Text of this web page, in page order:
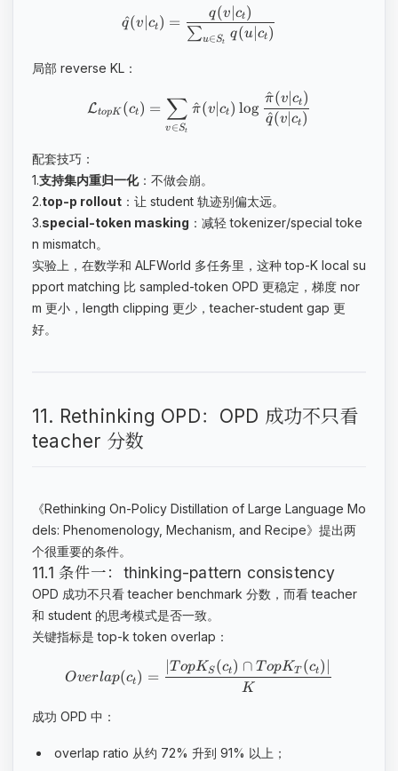
q
^(v ct ) =
∑u∈St
q(u∣ct )
q(v∣ct )
局部 reverse KL：
LtopK (ct ) =
v∈St
∑ π
^(v∣ct) log
q
^(v ∣ct)
π
^(v ∣ct)
配套技巧：
1.支持集内重归一化：不做会崩。
2.top-p rollout ：让 student 轨迹别偏太远。
3.special-token masking ：减轻 tokenizer/special toke
n mismatch。
实验上，在数学和 ALFWorld 多任务里，这种 top-K local su
pport matching 比 sampled-token OPD 更稳定，梯度 nor
m 更小，length clipping 更少，teacher-student gap 更
好。
11. Rethinking OPD：OPD 成功不只看
teacher 分数
《Rethinking On-Policy Distillation of Large Language Mo
dels: Phenomenology, Mechanism, and Recipe》提出两
个很重要的条件。
11.1 条件一：thinking-pattern consistency
OPD 成功不只看 teacher benchmark 分数，而看 teacher
和 student 的思考模式是否一致。
关键指标是 top-k token overlap：
Overlap(ct) =
K
T opKS (ct) ∩ T opKT (ct)
成功 OPD 中：
overlap ratio 从约 72% 升到 91% 以上；